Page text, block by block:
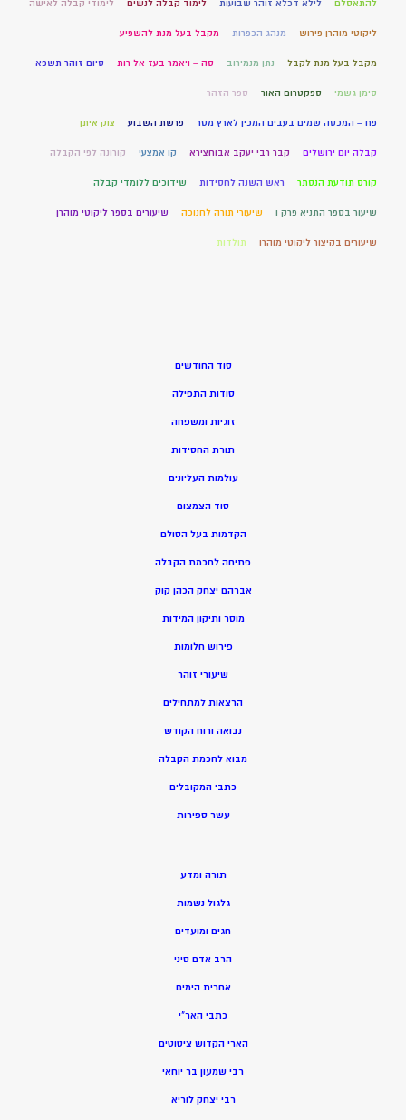
להתאסלם לילא דכלא זוהר שבועות לימוד קבלה לנשים לימודי קבלה לאישה
ליקוטי מוהרן פירוש מנהג הכפרות מקבל בעל מנת להשפיע
מקבל בעל מנת לקבל נתן מנמירוב סה – ויאמר בעז אל רות סיום זוהר תשפא
סימן גשמי ספקטרום האור ספר הזהר
פח – המכסה שמים בעבים המכין לארץ מטר פרשת השבוע צוק איתן
קבלה יום ירושלים קבר רבי יעקב אבוחצירא קו אמצעי קורונה לפי הקבלה
קורס תודעת הנסתר ראש השנה לחסידות שידוכים ללומדי קבלה
שיעור בספר התניא פרק ו שיעורי תורה לחנוכה שיעורים בספר ליקוטי מוהרן
שיעורים בקיצור ליקוטי מוהרן תולדות
סוד החודשים
סודות התפילה
זוגיות ומשפחה
תורת החסידות
עולמות העליונים
סוד הצמצום
הקדמות בעל הסולם
פתיחה לחכמת הקבלה
אברהם יצחק הכהן קוק
מוסר ותיקון המידות
פירוש חלומות
שיעורי זוהר
הרצאות למתחילים
נבואה ורוח הקודש
מבוא לחכמת הקבלה
כתבי המקובלים
עשר ספירות
תורה ומדע
גלגול נשמות
חגים ומועדים
הרב אדם סיני
אחרית הימים
כתבי האר”י
הארי הקדוש ציטוטים
רבי שמעון בר יוחאי
רבי יצחק לוריא